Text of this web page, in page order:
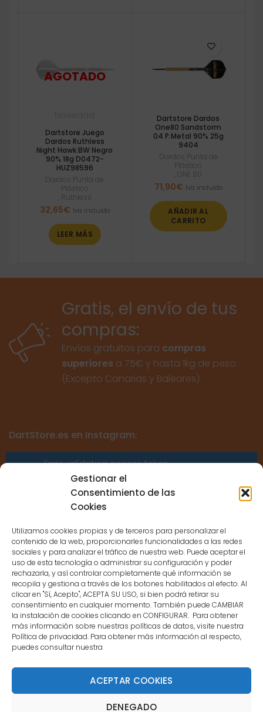
Gestionar el
Consentimiento de las
Cookies
Utilizamos cookies propias y de terceros para personalizar el
contenido de la web, proporcionarles funcionalidades a las redes
sociales y para analizar el tráfico de nuestra web. Puede aceptar el
uso de esta tecnología o administrar su configuración y poder
rechazarla, y así controlar completamente qué información se
recopila y gestiona a través de los botones habilitados al efecto. Al
clicar en "Sí, Acepto", ACEPTA SU USO, si bien podrá retirar su
consentimiento en cualquier momento. También puede CAMBIAR
la instalación de cookies clicando en CONFIGURAR. Para obtener
más información sobre nuestras políticas de datos, visite nuestra
Política de privacidad. Para obtener más información al respecto,
puedes consultar nuestra
ACEPTAR COOKIES
DENEGADO
Dartstore Juego
Dardos Ruthless
Night Hawk BW Negro
90% 18g D0472-
HUZ98596
Dardos Punta de
Plástico
Ruthless
32,65€ Iva incluido
LEER MÁS
Dartstore Dardos
One80 Sandstorm
04 P.Metal 90% 25g
9404
Dardos Punta de
Plástico
,ONE 80
71,90€ Iva incluido
AÑADIR AL
CARRITO
Gratis, el envío de tus
compras:
Envíos gratuitos para compras
superiores a 75€ y hasta 1kg de peso.
(Excepto Canarias y Baleares)
DartStore.es en Instagram:
Error validating access token:
Sessions for the user are not allowed
because the user is not a confirmed
CONTACTO
MENÚ PRINCIPAL
MI CUENTA
DOCUMENTACIÓN